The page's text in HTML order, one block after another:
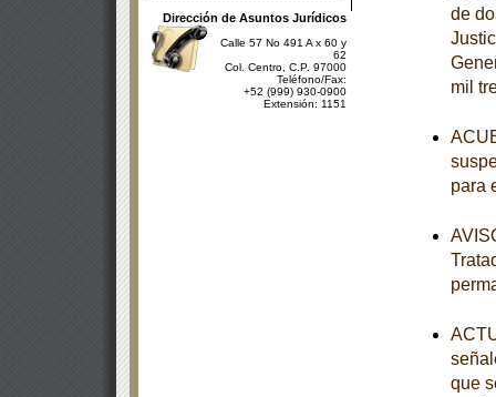
Dirección de Asuntos Jurídicos
Calle 57 No 491 A x 60 y
62
Col. Centro, C.P. 97000
Teléfono/Fax:
+52 (999) 930-0900
Extensión: 1151
de
mil
para
que